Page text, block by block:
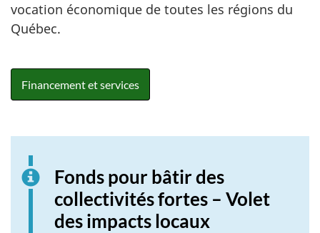
vocation économique de toutes les régions du
Québec.
Financement et services
Fonds pour bâtir des
collectivités fortes – Volet
des impacts locaux